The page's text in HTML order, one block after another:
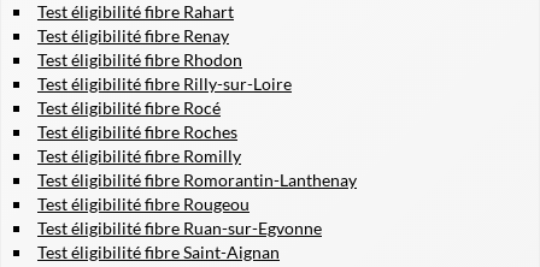
Test éligibilité fibre Rahart
Test éligibilité fibre Renay
Test éligibilité fibre Rhodon
Test éligibilité fibre Rilly-sur-Loire
Test éligibilité fibre Rocé
Test éligibilité fibre Roches
Test éligibilité fibre Romilly
Test éligibilité fibre Romorantin-Lanthenay
Test éligibilité fibre Rougeou
Test éligibilité fibre Ruan-sur-Egvonne
Test éligibilité fibre Saint-Aignan